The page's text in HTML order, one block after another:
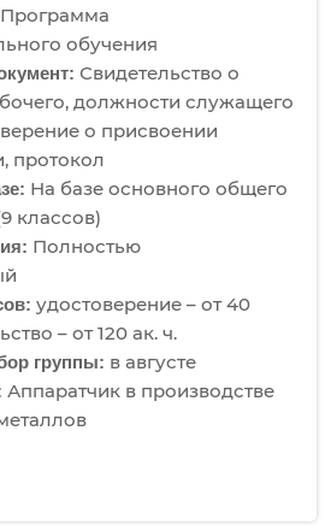
Программа
обучения
Свидетельство о
должности служащего
о присвоении
протокол
На базе основного общего
классов)
Полностью
удостоверение – от 40
– от 120 ак. ч.
группы: в августе
Аппаратчик в производстве